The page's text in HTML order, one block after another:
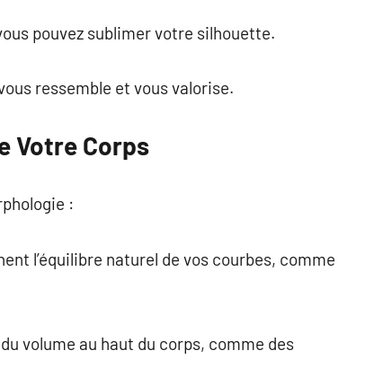
pouvez sublimer votre silhouette.
ressemble et vous valorise.
Votre Corps
:
l’équilibre naturel de vos courbes, comme
volume au haut du corps, comme des